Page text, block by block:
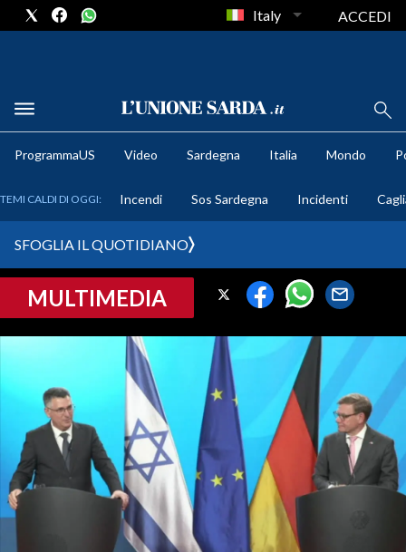
METEO
CRONACA SARDEGNA
PROVINCIA DI CAGLIARI
SULCIS IGLESIENTE
MEDIO CAMPIDANO
ORISTANO E PROVINCIA
SASSARI E PROVINCIA
GALLURA
NUORO E PROVINCIA
Italy ACCEDI
ProgrammaUS Video Sardegna Italia Mondo
TEMI CALDI DI OGGI: Incendi Sos Sardegna Incidenti
SFOGLIA IL QUOTIDIANO
MULTIMEDIA